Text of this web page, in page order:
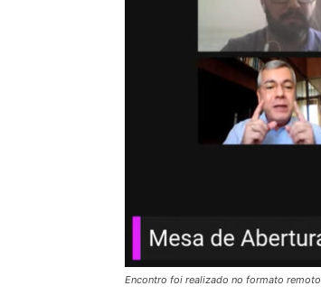
Encontro foi realizado no formato remoto